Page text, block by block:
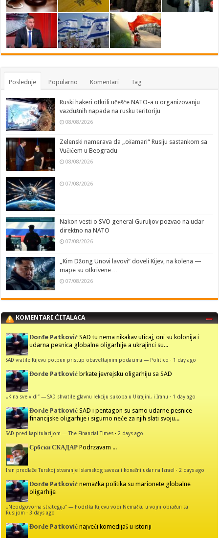
Poslednje Popularno Komentari Tag
Ruski hakeri otkrili učešće NATO-a u organizovanju
vazdušnih napada na rusku teritoriju
08/08/2026
Zelenski namerava da „ošamari“ Rusiju sastankom sa
Vučićem u Beogradu
08/08/2026
07/08/2026
Nakon vesti o SVO general Guruljov pozvao na udar —
direktno na NATO
07/08/2026
„Kim Džong Unovi lavovi“ doveli Kijev, na kolena —
mape su otkrivene…
07/08/2026
KOMENTARI ČITALACA
Đorđe Patković SAD tu nema nikakav uticaj, oni su kolonija i
udarna pesnica globalne oligarhije a ukrajinci su...
SAD vratile Kijevu potpun pristup obaveštajnim podacima — Politico · 1 day ago
Đorđe Patković brkate jevrejsku oligarhiju sa SAD
„Kina sve vidi“ — SAD shvatile glavnu lekciju sukoba u Ukrajini, i Iranu · 1 day ago
Đorđe Patković SAD i pentagon su samo udarne pesnice
financijske oligarhije i sigurno neće za njih slati svoju...
SAD pred kapitulacijom — The Financial Times · 2 days ago
Србски СКАДАР Podrzavam ...
Iran predlaže Turskoj stvaranje islamskog saveza i konačni udar na Izrael · 2 days ago
Đorđe Patković nemačka politika su marionete globalne
oligarhije
„Neodgovorna strategija“ — Podrška Kijevu vodi Nemačku u vojni obračun sa
Rusijom ·3 days ago
Đorđe Patković najveći komedijaš u istoriji